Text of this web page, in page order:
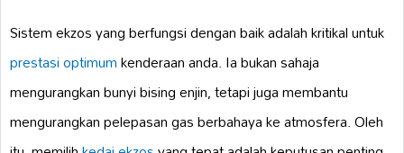
Sistem ekzos yang berfungsi dengan baik adalah kritikal untuk
prestasi optimumkenderaan anda. Ia bukan sahaja
mengurangkan bunyi bising enjin, tetapi juga membantu
mengurangkan pelepasan gas berbahaya ke atmosfera. Oleh